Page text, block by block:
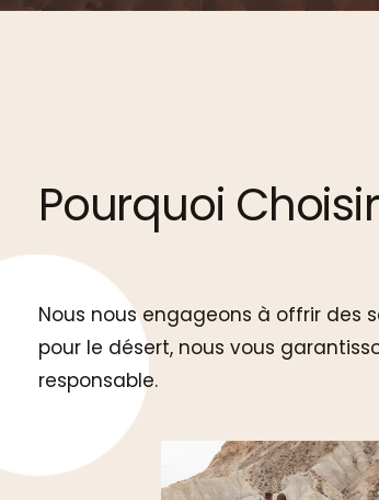
Pourquoi Choisir
Nous nous engageons à offrir des
pour le désert, nous vous
responsable.